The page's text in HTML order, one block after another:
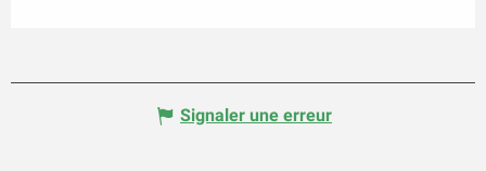
Signaler une erreur